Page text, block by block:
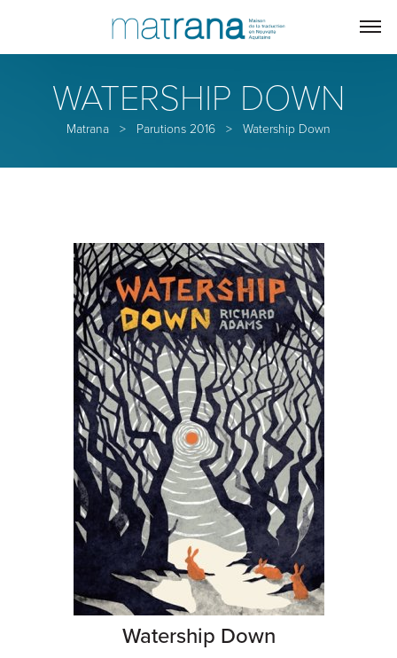
WATERSHIP DOWN
Matrana > Parutions 2016 > Watership Down
Watership Down